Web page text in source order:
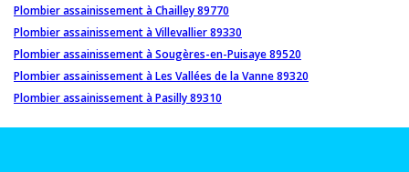
Plombier assainissement à Chailley 89770
Plombier assainissement à Villevallier 89330
Plombier assainissement à Sougères-en-Puisaye 89520
Plombier assainissement à Les Vallées de la Vanne 89320
Plombier assainissement à Pasilly 89310